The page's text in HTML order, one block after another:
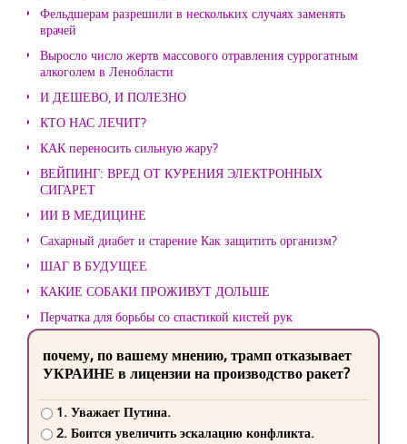
Фельдшерам разрешили в нескольких случаях заменять
врачей
Выросло число жертв массового отравления суррогатным
алкоголем в Ленобласти
И ДЕШЕВО, И ПОЛЕЗНО
КТО НАС ЛЕЧИТ?
КАК переносить сильную жару?
ВЕЙПИНГ: ВРЕД ОТ КУРЕНИЯ ЭЛЕКТРОННЫХ
СИГАРЕТ
ИИ В МЕДИЦИНЕ
Сахарный диабет и старение Как защитить организм?
ШАГ В БУДУЩЕЕ
КАКИЕ СОБАКИ ПРОЖИВУТ ДОЛЬШЕ
Перчатка для борьбы со спастикой кистей рук
почему, по вашему мнению, трамп отказывает
УКРАИНЕ в лицензии на производство ракет?
1. Уважает Путина.
2. Боится увеличить эскалацию конфликта.